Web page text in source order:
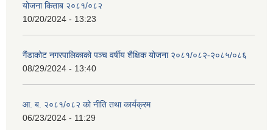
योजना किताब २०८१/०८२
10/20/2024 - 13:23
गैंडाकोट नगरपालिकाको पञ्च वर्षीय शैक्षिक योजना २०८१/०८२-२०८५/०८६
08/29/2024 - 13:40
आ. ब. २०८१/०८२ को नीति तथा कार्यक्रम
06/23/2024 - 11:29